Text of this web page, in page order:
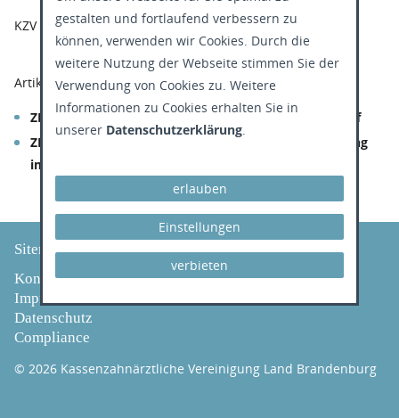
KZV Nord Nordrhein:Basis-, Standard- & Notlagentarif
Artikel im Zahnärzteblatt Brandenburg (ZBB):
ZBB 1/2019:Rechtsicherer Umgang mit dem Basistarif
ZBB 5/2020:
Fragen und Antworten, Basistarif – Füllung
im Seitenzahnbereich
Sitemap
Kontakt
Impressum
Datenschutz
Compliance
© 2026 Kassenzahnärztliche Vereinigung Land Brandenburg
gestalten und fortlaufend verbessern zu
können, verwenden wir Cookies. Durch die
weitere Nutzung der Webseite stimmen Sie der
Verwendung von Cookies zu. Weitere
Informationen zu Cookies erhalten Sie in
unserer Datenschutzerklärung.
erlauben
Einstellungen
verbieten